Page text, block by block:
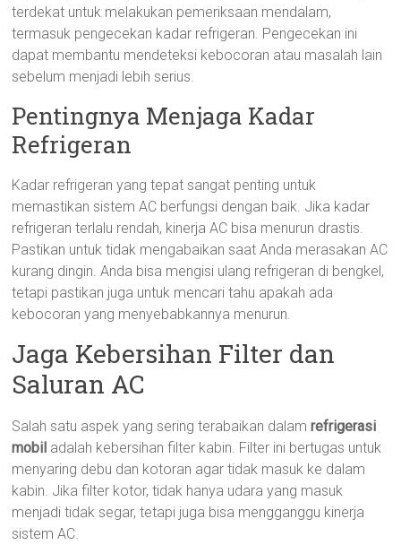
terdekat untuk melakukan pemeriksaan mendalam,
termasuk pengecekan kadar refrigeran. Pengecekan ini
dapat membantu mendeteksi kebocoran atau masalah lain
sebelum menjadi lebih serius.
Pentingnya Menjaga Kadar
Refrigeran
Kadar refrigeran yang tepat sangat penting untuk
memastikan sistem AC berfungsi dengan baik. Jika kadar
refrigeran terlalu rendah, kinerja AC bisa menurun drastis.
Pastikan untuk tidak mengabaikan saat Anda merasakan AC
kurang dingin. Anda bisa mengisi ulang refrigeran di bengkel,
tetapi pastikan juga untuk mencari tahu apakah ada
kebocoran yang menyebabkannya menurun.
Jaga Kebersihan Filter dan
Saluran AC
Salah satu aspek yang sering terabaikan dalamrefrigerasi
mobil adalah kebersihan filter kabin. Filter ini bertugas untuk
menyaring debu dan kotoran agar tidak masuk ke dalam
kabin. Jika filter kotor, tidak hanya udara yang masuk
menjadi tidak segar, tetapi juga bisa mengganggu kinerja
sistem AC.